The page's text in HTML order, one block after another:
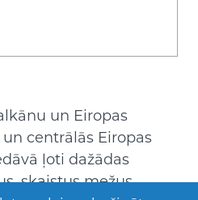
un Eiropas
centrālās Eiropas
ļoti dažādas
skaistus mežus,